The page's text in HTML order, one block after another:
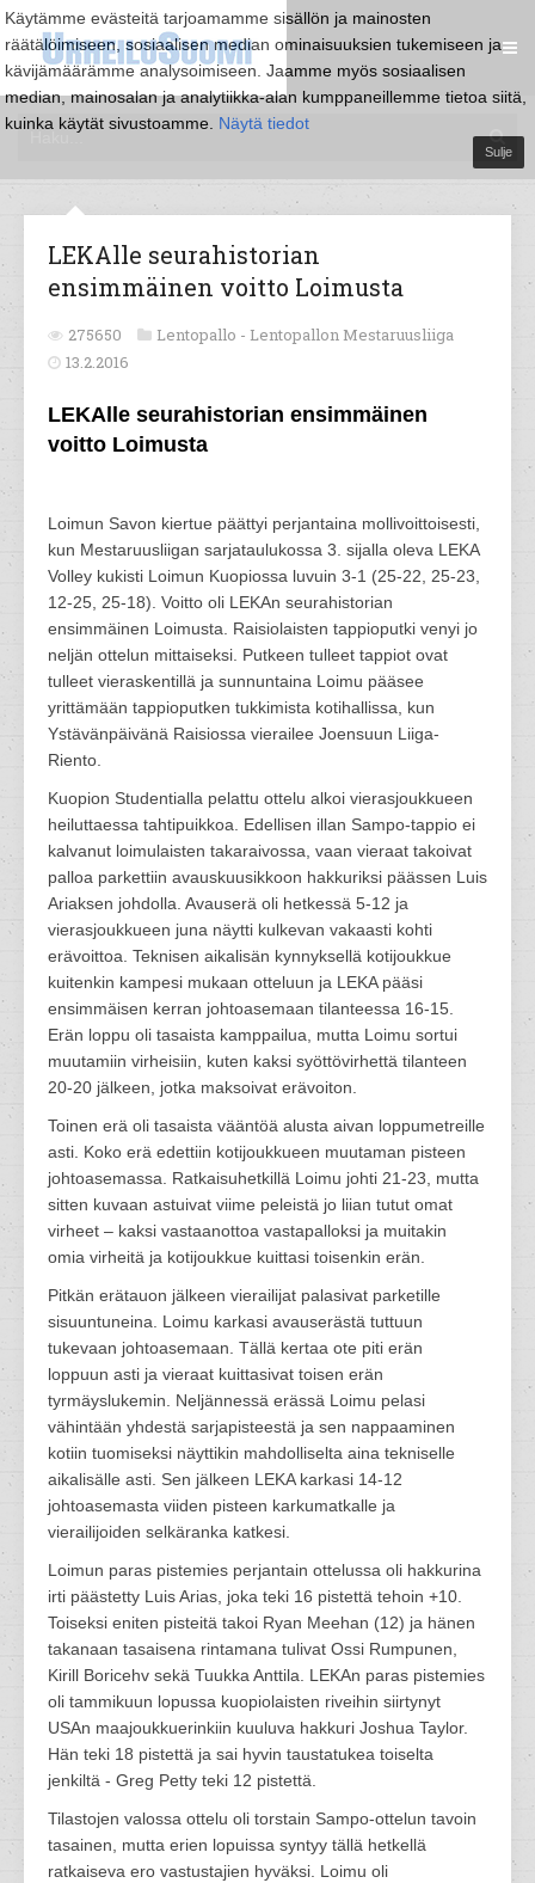
Käytämme evästeitä tarjoamamme sisällön ja mainosten
räätälöimiseen, sosiaalisen median ominaisuuksien tukemiseen ja
kävijämäärämme analysoimiseen. Jaamme myös sosiaalisen
median, mainosalan ja analytiikka-alan kumppaneillemme tietoa siitä,
kuinka käytät sivustoamme. Näytä tiedot
Sulje
LEKAlle seurahistorian
ensimmäinen voitto Loimusta
275650 Lentopallo - Lentopallon Mestaruusliiga
13.2.2016
LEKAlle seurahistorian ensimmäinen
voitto Loimusta
Loimun Savon kiertue päättyi perjantaina mollivoittoisesti,
kun Mestaruusliigan sarjataulukossa 3. sijalla oleva LEKA
Volley kukisti Loimun Kuopiossa luvuin 3-1 (25-22, 25-23,
12-25, 25-18). Voitto oli LEKAn seurahistorian
ensimmäinen Loimusta. Raisiolaisten tappioputki venyi jo
neljän ottelun mittaiseksi. Putkeen tulleet tappiot ovat
tulleet vieraskentillä ja sunnuntaina Loimu pääsee
yrittämään tappioputken tukkimista kotihallissa, kun
Ystävänpäivänä Raisiossa vierailee Joensuun Liiga-
Riento.
Kuopion Studentialla pelattu ottelu alkoi vierasjoukkueen
heiluttaessa tahtipuikkoa. Edellisen illan Sampo-tappio ei
kalvanut loimulaisten takaraivossa, vaan vieraat takoivat
palloa parkettiin avauskuusikkoon hakkuriksi päässen Luis
Ariaksen johdolla. Avauserä oli hetkessä 5-12 ja
vierasjoukkueen juna näytti kulkevan vakaasti kohti
erävoittoa. Teknisen aikalisän kynnyksellä kotijoukkue
kuitenkin kampesi mukaan otteluun ja LEKA pääsi
ensimmäisen kerran johtoasemaan tilanteessa 16-15.
Erän loppu oli tasaista kamppailua, mutta Loimu sortui
muutamiin virheisiin, kuten kaksi syöttövirhettä tilanteen
20-20 jälkeen, jotka maksoivat erävoiton.
Toinen erä oli tasaista vääntöä alusta aivan loppumetreille
asti. Koko erä edettiin kotijoukkueen muutaman pisteen
johtoasemassa. Ratkaisuhetkillä Loimu johti 21-23, mutta
sitten kuvaan astuivat viime peleistä jo liian tutut omat
virheet – kaksi vastaanottoa vastapalloksi ja muitakin
omia virheitä ja kotijoukkue kuittasi toisenkin erän.
Pitkän erätauon jälkeen vierailijat palasivat parketille
sisuuntuneina. Loimu karkasi avauserästä tuttuun
tukevaan johtoasemaan. Tällä kertaa ote piti erän
loppuun asti ja vieraat kuittasivat toisen erän
tyrmäyslukemin. Neljännessä erässä Loimu pelasi
vähintään yhdestä sarjapisteestä ja sen nappaaminen
kotiin tuomiseksi näyttikin mahdolliselta aina tekniselle
aikalisälle asti. Sen jälkeen LEKA karkasi 14-12
johtoasemasta viiden pisteen karkumatkalle ja
vierailijoiden selkäranka katkesi.
Loimun paras pistemies perjantain ottelussa oli hakkurina
irti päästetty Luis Arias, joka teki 16 pistettä tehoin +10.
Toiseksi eniten pisteitä takoi Ryan Meehan (12) ja hänen
takanaan tasaisena rintamana tulivat Ossi Rumpunen,
Kirill Boricehv sekä Tuukka Anttila. LEKAn paras pistemies
oli tammikuun lopussa kuopiolaisten riveihin siirtynyt
USAn maajoukkuerinkiin kuuluva hakkuri Joshua Taylor.
Hän teki 18 pistettä ja sai hyvin taustatukea toiselta
jenkiltä - Greg Petty teki 12 pistettä.
Tilastojen valossa ottelu oli torstain Sampo-ottelun tavoin
tasainen, mutta erien lopuissa syntyy tällä hetkellä
ratkaiseva ero vastustajien hyväksi. Loimu oli